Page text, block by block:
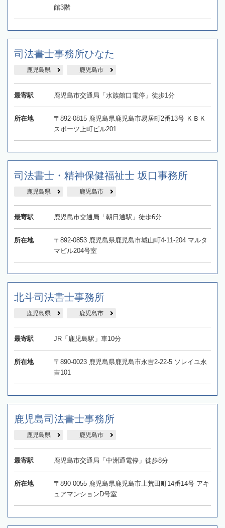
館3階
司法書士事務所ひなた
鹿児島県 鹿児島市
最寄駅 鹿児島市交通局「水族館口電停」徒歩1分
所在地
〒892-0815 鹿児島県鹿児島市易居町2番13号 ＫＢＫ
スポーツ上町ビル201
司法書士・精神保健福祉士 坂口事務所
鹿児島県 鹿児島市
最寄駅 鹿児島市交通局「朝日通駅」徒歩6分
所在地
〒892-0853 鹿児島県鹿児島市城山町4-11-204 マルタ
マビル204号室
北斗司法書士事務所
鹿児島県 鹿児島市
最寄駅 JR「鹿児島駅」車10分
所在地
〒890-0023 鹿児島県鹿児島市永吉2-22-5 ソレイユ永
吉101
鹿児島司法書士事務所
鹿児島県 鹿児島市
最寄駅 鹿児島市交通局「中洲通電停」徒歩8分
所在地
〒890-0055 鹿児島県鹿児島市上荒田町14番14号 アキ
ュアマンションD号室